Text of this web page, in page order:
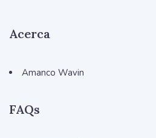
Acerca
Amanco Wavin
FAQs